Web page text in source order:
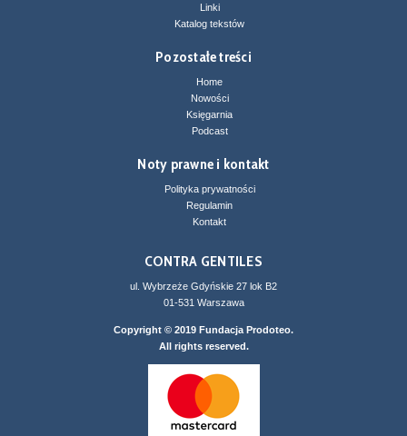
Linki
Katalog tekstów
Pozostałe treści
Home
Nowości
Księgarnia
Podcast
Noty prawne i kontakt
Polityka prywatności
Regulamin
Kontakt
CONTRA GENTILES
ul. Wybrzeże Gdyńskie 27 lok B2
01-531 Warszawa
Copyright © 2019 Fundacja Prodoteo.
All rights reserved.